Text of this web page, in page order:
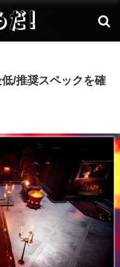
/推奨スペックを確